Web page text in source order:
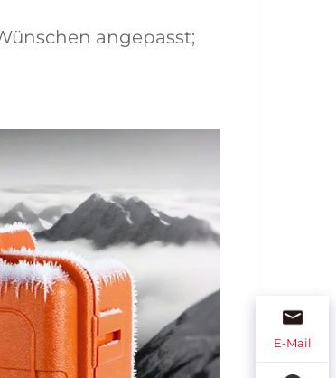
angepasst;
E-Mail